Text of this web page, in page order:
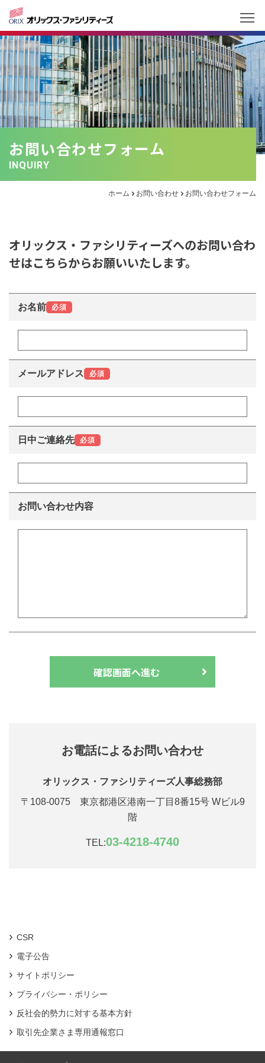
お問い合わせフォーム
INQUIRY
ホーム お問い合わせ お問い合わせフォーム
オリックス・ファシリティーズへのお問い合わ
せはこちらからお願いいたします。
お名前
メールアドレス
日中ご連絡先
お問い合わせ内容
確認画面へ進む
お電話によるお問い合わせ
オリックス・ファシリティーズ人事総務部
〒108-0075 東京都港区港南一丁目8番15号 Wビル9
階
TEL:03-4218-4740
CSR
電子公告
サイトポリシー
プライバシー・ポリシー
反社会的勢力に対する基本方針
取引先企業さま専用通報窓口